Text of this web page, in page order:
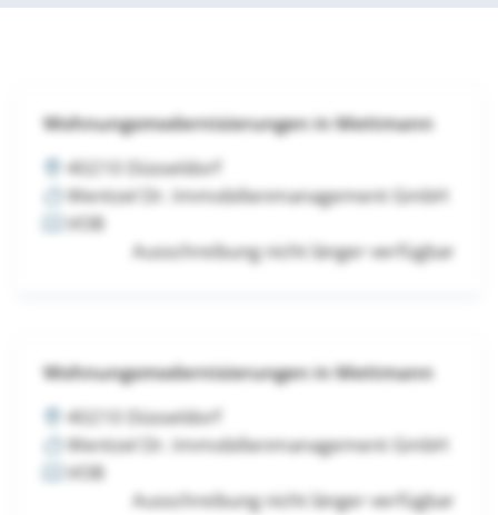
Wohnungsmodernisierungen in Mettmann
40210 Düsseldorf
Wentzel Dr. Immobilienmanagement GmbH
VOB
Ausschreibung nicht länger verfügbar
Wohnungsmodernisierungen in Mettmann
40210 Düsseldorf
Wentzel Dr. Immobilienmanagement GmbH
VOB
Ausschreibung nicht länger verfügbar